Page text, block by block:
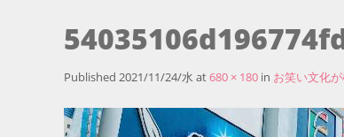
Published 2021/11/24/水at680 × 180 in お笑い文化